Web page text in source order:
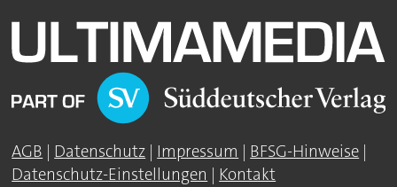
AGB | Datenschutz | Impressum | BFSG-Hinweise |
Datenschutz-Einstellungen | Kontakt